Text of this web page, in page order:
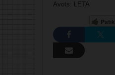
Avots: LETA
Patīk